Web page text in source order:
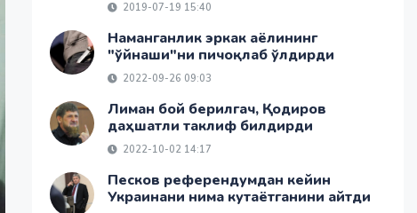
2019-07-19 15:40
Наманганлик эркак аёлининг
"ўйнаши"ни пичоқлаб ўлдирди
2022-09-26 09:03
Лиман бой берилгач, Қодиров
даҳшатли таклиф билдирди
2022-10-02 14:17
Песков референдумдан кейин
Украинани нима кутаётганини айтди